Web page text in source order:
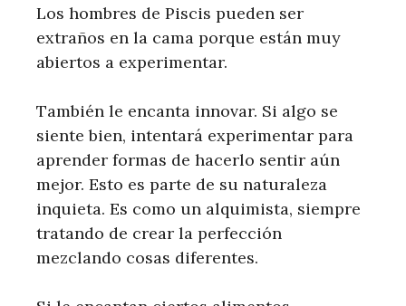
Los hombres de Piscis pueden ser
extraños en la cama porque están muy
abiertos a experimentar.
También le encanta innovar. Si algo se
siente bien, intentará experimentar para
aprender formas de hacerlo sentir aún
mejor. Esto es parte de su naturaleza
inquieta. Es como un alquimista, siempre
tratando de crear la perfección
mezclando cosas diferentes.